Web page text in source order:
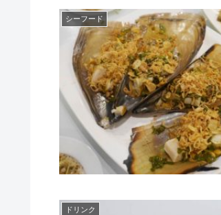
シーフード
ドリンク